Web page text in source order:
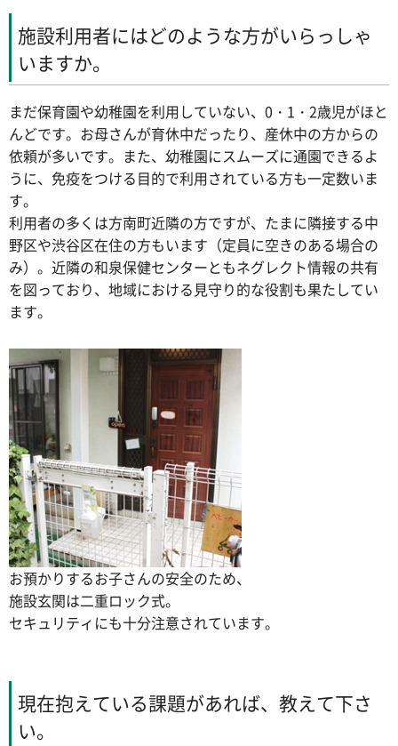
施設利用者にはどのような方がいらっしゃ
いますか。
まだ保育園や幼稚園を利用していない、0・1・2歳児がほと
んどです。お母さんが育休中だったり、産休中の方からの
依頼が多いです。また、幼稚園にスムーズに通園できるよ
うに、免疫をつける目的で利用されている方も一定数いま
す。
利用者の多くは方南町近隣の方ですが、たまに隣接する中
野区や渋谷区在住の方もいます（定員に空きのある場合の
み）。近隣の和泉保健センターともネグレクト情報の共有
を図っており、地域における見守り的な役割も果たしてい
ます。
お預かりするお子さんの安全のため、
施設玄関は二重ロック式。
セキュリティにも十分注意されています。
現在抱えている課題があれば、教えて下さ
い。